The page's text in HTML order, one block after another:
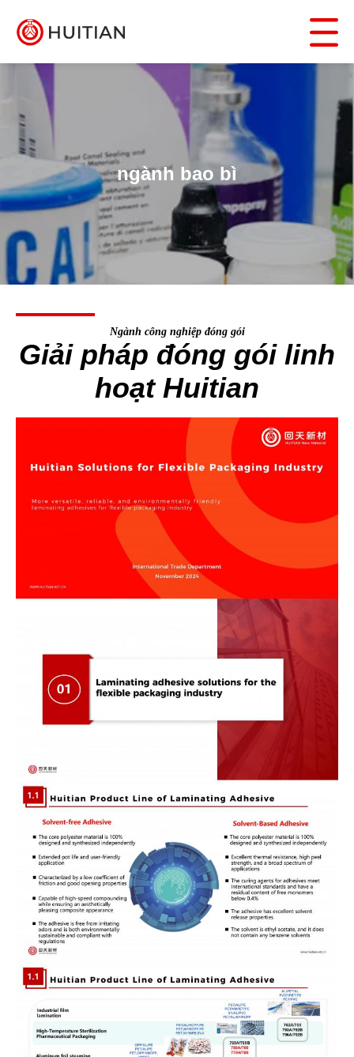
ngành bao bì
Ngành công nghiệp đóng gói
Giải pháp đóng gói linh
hoạt Huitian